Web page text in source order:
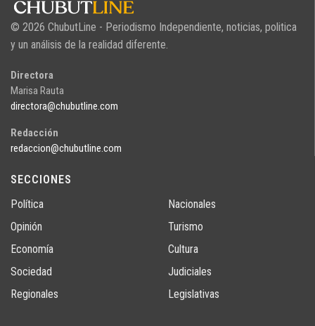
© 2026 ChubutLine - Periodismo Independiente, noticias, politica
y un análisis de la realidad diferente.
Directora
Marisa Rauta
directora@chubutline.com
Redacción
redaccion@chubutline.com
SECCIONES
Política
Opinión
Economía
Sociedad
Regionales
Nacionales
Turismo
Cultura
Judiciales
Legislativas